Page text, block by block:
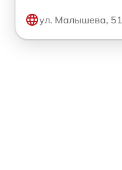
ул. Малышева, 51